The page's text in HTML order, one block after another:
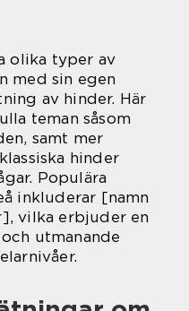
olika typer av
med sin egen
av hinder. Här
teman såsom
samt mer
hinder
Populära
inkluderar [namn
vilka erbjuder en
utmanande